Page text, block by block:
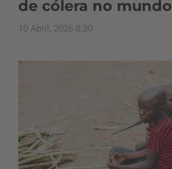
de cólera no mundo
10 Abril, 2026 8:30